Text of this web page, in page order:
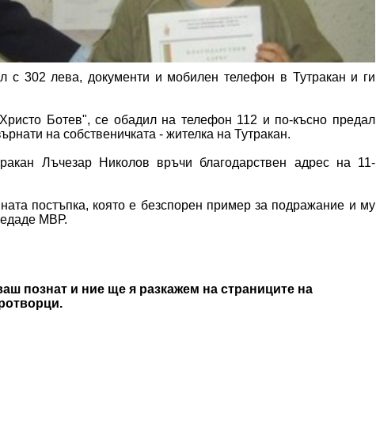
с 302 лева, документи и мобилен телефон в Тутракан и ги
Ботев", се обадил на телефон 112 и по-късно предал
на собственичката - жителка на Тутракан.
Лъчезар Николов връчи благодарствен адрес на 11-
постъпка, която е безспорен пример за подражание и му
МВР.
познат и ние ще я разкажем на страниците на